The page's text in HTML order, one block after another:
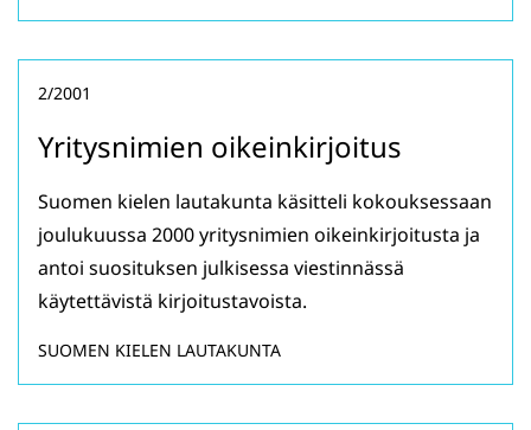
Yritysnimien oikeinkirjoitus
2/2001
Suomen kielen lautakunta käsitteli kokouksessaan
joulukuussa 2000 yritysnimien oikeinkirjoitusta ja
antoi suosituksen julkisessa viestinnässä
käytettävistä kirjoitustavoista.
SUOMEN KIELEN LAUTAKUNTA